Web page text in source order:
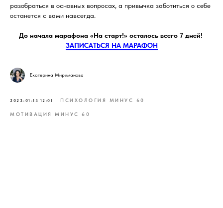
разобраться в основных вопросах, а привычка заботиться о себе
останется с вами навсегда.
До начала марафона «На старт!» осталось всего 7 дней!
ЗАПИСАТЬСЯ НА МАРАФОН
Екатерина Мириманова
2023-01-13 12:01 ПСИХОЛОГИЯ МИНУС 60
МОТИВАЦИЯ МИНУС 60